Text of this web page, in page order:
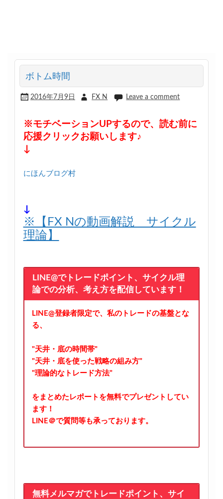
ボトム時間
2016年7月9日 FX N Leave a comment
※モチベーションUPするので、読む前に
応援クリックお願いします♪
↓
にほんブログ村
↓
※【FX Nの動画解説 サイクル
理論】
LINE@でトレードポイント、サイクル理
論での分析、考え方を配信しています！
LINE@登録者限定で、私のトレードの基盤とな
る、
"天井・底の時間帯"
"天井・底を使った戦略の組み方"
"理論的なトレード方法"
をまとめたレポートを無料でプレゼントしてい
ます！
LINE＠で質問等も承っております。
無料メルマガでトレードポイント、サイ